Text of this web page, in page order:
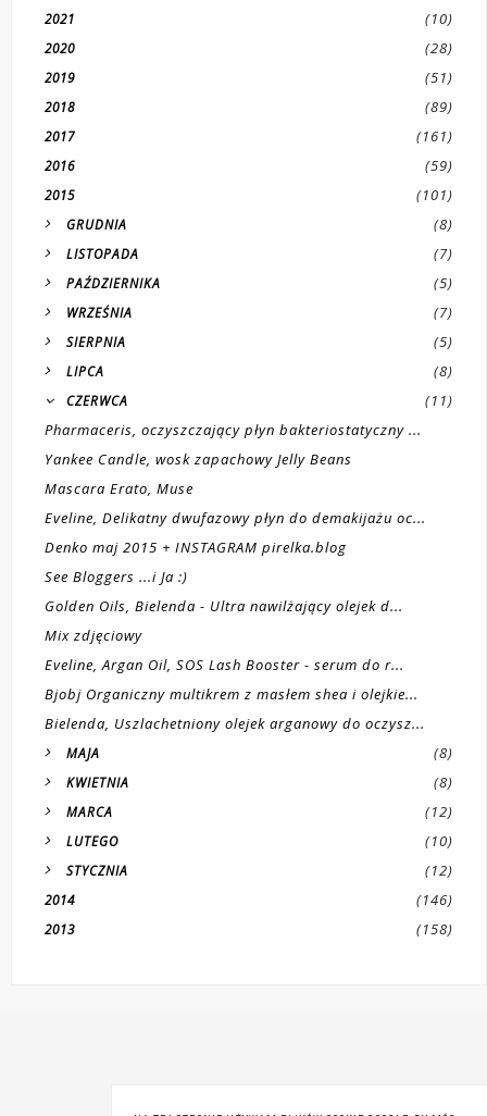
2021 (10)
2020 (28)
2019 (51)
2018 (89)
2017 (161)
2016 (59)
2015 (101)
GRUDNIA (8)
LISTOPADA (7)
PAŹDZIERNIKA (5)
WRZEŚNIA (7)
SIERPNIA (5)
LIPCA (8)
CZERWCA
(11)
Pharmaceris, oczyszczający płyn bakteriostatyczny ...
Yankee Candle, wosk zapachowy Jelly Beans
Mascara Erato, Muse
Eveline, Delikatny dwufazowy płyn do demakijażu oc...
Denko maj 2015 + INSTAGRAM pirelka.blog
See Bloggers ...i Ja :)
Golden Oils, Bielenda - Ultra nawilżający olejek d...
Mix zdjęciowy
Eveline, Argan Oil, SOS Lash Booster - serum do r...
Bjobj Organiczny multikrem z masłem shea i olejkie...
Bielenda, Uszlachetniony olejek arganowy do oczysz...
MAJA (8)
KWIETNIA (8)
MARCA (12)
LUTEGO (10)
STYCZNIA (12)
2014 (146)
2013 (158)